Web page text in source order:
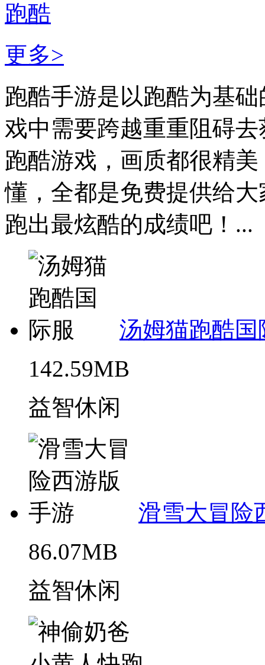
跑酷
更多>
跑酷手游是以跑酷为基
戏中需要跨越重重阻碍
跑酷游戏，画质都很精
懂，全都是免费提供给
跑出最炫酷的成绩吧！...
汤姆猫跑酷国
142.59MB
益智休闲
滑雪大冒险
86.07MB
益智休闲